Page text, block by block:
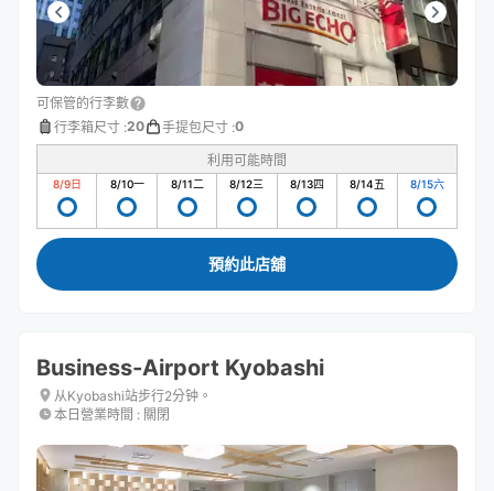
可保管的行李數
行李箱尺寸 :20 手提包尺寸 :0
利用可能時間
8/9日 8/10一 8/11二 8/12三 8/13四 8/14五 8/15六
預約此店舖
Business-Airport Kyobashi
从Kyobashi站步行2分钟。
本日營業時間 : 關閉